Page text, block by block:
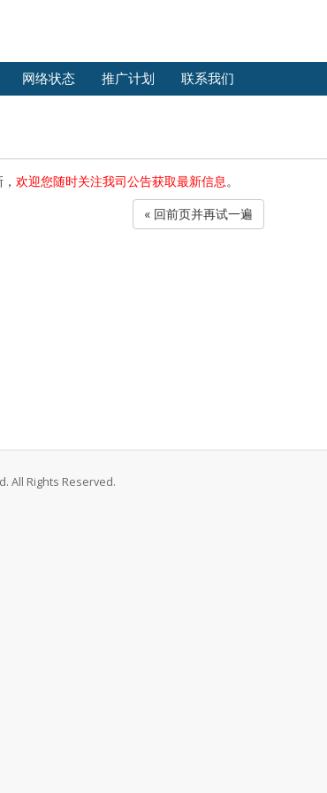
网络状态 推广计划 联系我们
欢迎您随时关注我司公告获取最新信息。
« 回前页并再试一遍
All Rights Reserved.